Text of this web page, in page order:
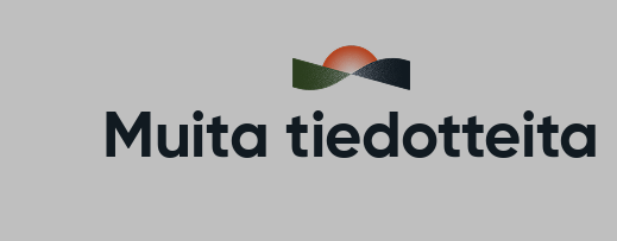
Muita tiedotteita